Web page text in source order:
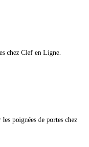
chez Clef en Ligne.
poignées de portes chez